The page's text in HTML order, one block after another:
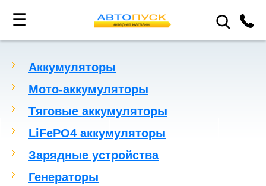
☰
Аккумуляторы
Мото-аккумуляторы
Тяговые аккумуляторы
LiFePO4 аккумуляторы
Зарядные устройства
Генераторы